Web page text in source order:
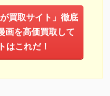
買取サイト」徹底
画を高価買取して
はこれだ！